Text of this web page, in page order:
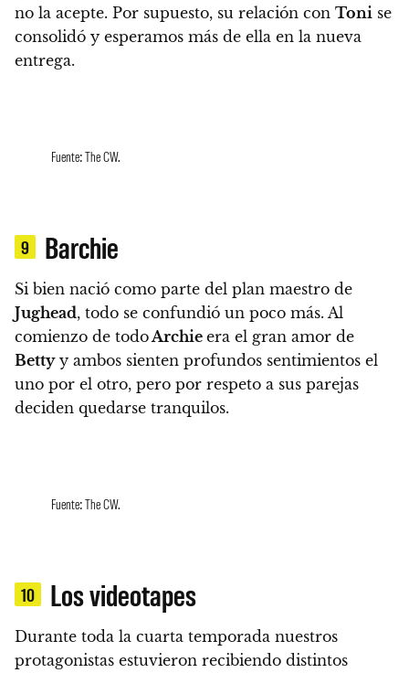
no la acepte. Por supuesto, su relación con Toni se
consolidó y esperamos más de ella en la nueva
entrega.
Fuente: The CW.
9 Barchie
Si bien nació como parte del plan maestro de
Jughead, todo se confundió un poco más. Al
comienzo de todo Archie era el gran amor de
Bettyy ambos sienten profundos sentimientos el
uno por el otro, pero por respeto a sus parejas
deciden quedarse tranquilos.
Fuente: The CW.
10 Los videotapes
Durante toda la cuarta temporada nuestros
protagonistas estuvieron recibiendo distintos